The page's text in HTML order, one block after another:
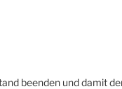
beenden und damit